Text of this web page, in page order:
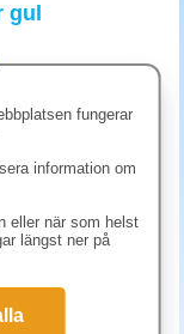
gul
fungerar
information om
eller när som helst
längst ner på